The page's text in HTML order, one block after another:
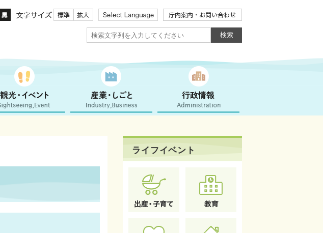
文字サイズ
ライフイベント